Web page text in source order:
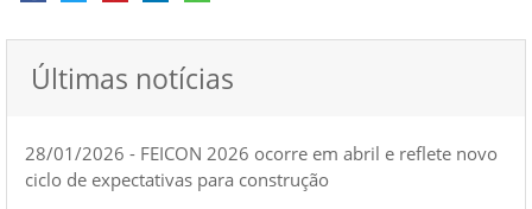
Últimas notícias
28/01/2026 - FEICON 2026 ocorre em abril e reflete novo
ciclo de expectativas para construção